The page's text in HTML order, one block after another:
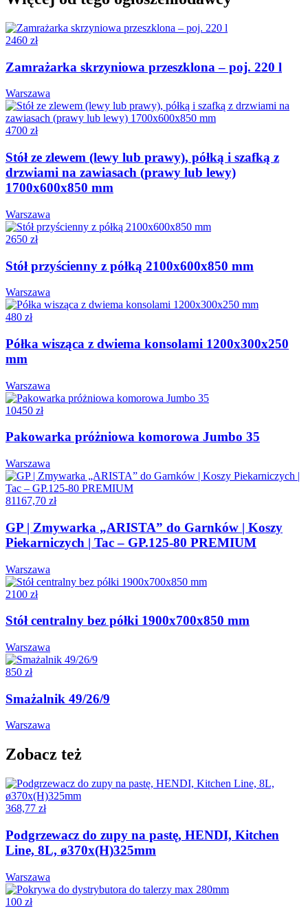
2460 zł
Zamrażarka skrzyniowa przeszklona – poj. 220 l
Warszawa
4700 zł
Stół ze zlewem (lewy lub prawy), półką i szafką z
drzwiami na zawiasach (prawy lub lewy)
1700x600x850 mm
Warszawa
2650 zł
Stół przyścienny z półką 2100x600x850 mm
Warszawa
480 zł
Półka wisząca z dwiema konsolami 1200x300x250
mm
Warszawa
10450 zł
Pakowarka próżniowa komorowa Jumbo 35
Warszawa
81167,70 zł
GP | Zmywarka „ARISTA” do Garnków | Koszy
Piekarniczych | Tac – GP.125-80 PREMIUM
Warszawa
2100 zł
Stół centralny bez półki 1900x700x850 mm
Warszawa
850 zł
Smażalnik 49/26/9
Warszawa
Zobacz też
368,77 zł
Podgrzewacz do zupy na pastę, HENDI, Kitchen
Line, 8L, ø370x(H)325mm
Warszawa
100 zł